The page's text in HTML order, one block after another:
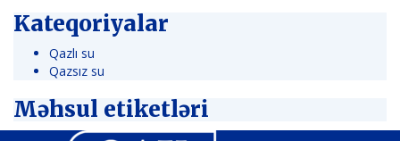
Kateqoriyalar
Qazlı su
Qazsız su
Məhsul etiketləri